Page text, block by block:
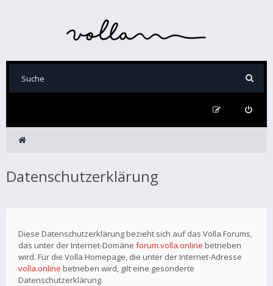
Datenschutzerklärung
Diese Datenschutzerklärung bezieht sich auf das Volla Forums,
das unter der Internet-Domäne forum.volla.online betrieben
wird. Für die Volla Homepage, die unter der Internet-Adresse
volla.online betrieben wird, gilt eine gesonderte
Datenschutzerklärung.